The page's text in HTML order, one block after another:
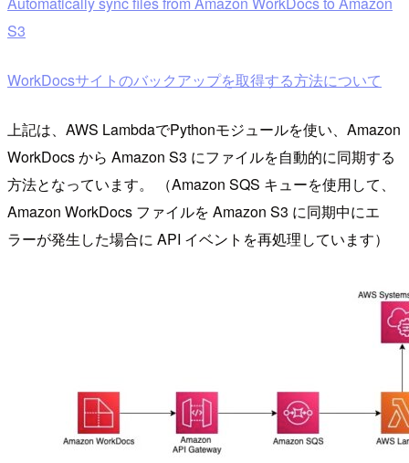
S3
WorkDocsサイトのバックアップを取得する方法について
上記は、AWS LambdaでPythonモジュールを使い、Amazon
WorkDocs から Amazon S3 にファイルを自動的に同期する
方法となっています。 （Amazon SQS キューを使用して、
Amazon WorkDocs ファイルを Amazon S3 に同期中にエ
ラーが発生した場合に API イベントを再処理しています）